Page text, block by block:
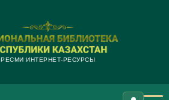
РЕСМИ ИНТЕРНЕТ-РЕСУРСЫ